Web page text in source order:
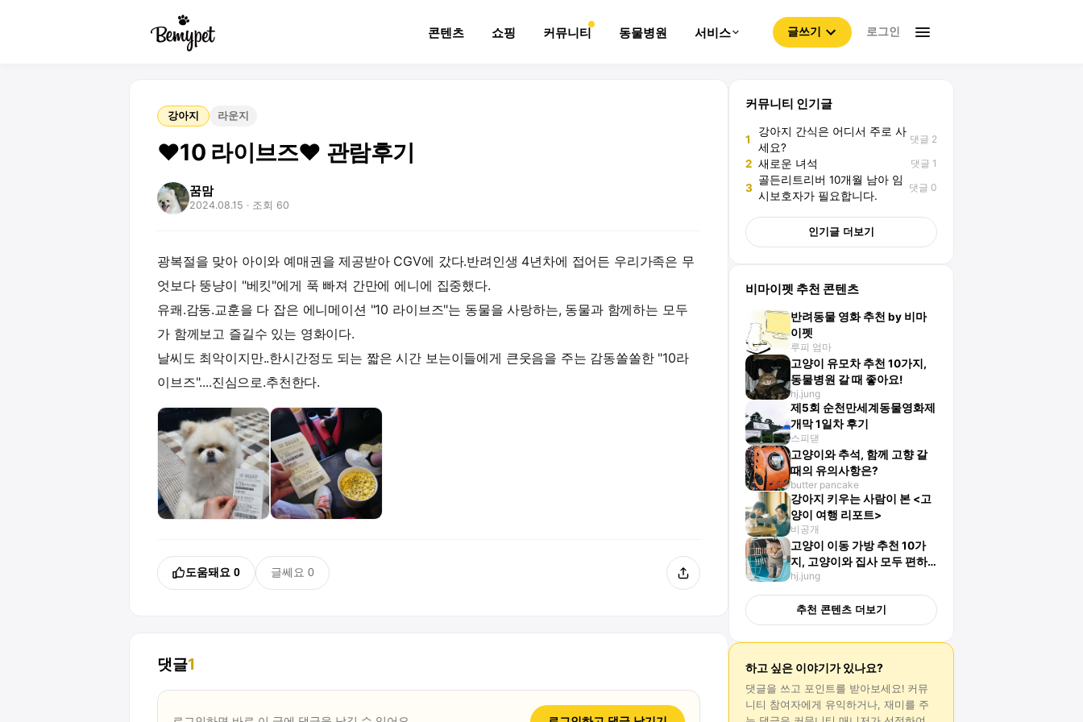
콘텐츠 쇼핑 커뮤니티 동물병원 서비스 글쓰기 로그인
강아지 라운지
❤️10 라이브즈❤️ 관람후기
꿈맘
2024.08.15 · 조회 60
광복절을 맞아 아이와 예매권을 제공받아 CGV에 갔다.반려인생 4년차에 접어든 우리가족은 무
엇보다 뚱냥이 "베킷"에게 푹 빠져 간만에 에니에 집중했다.
유쾌.감동.교훈을 다 잡은 에니메이션 "10 라이브즈"는 동물을 사랑하는, 동물과 함께하는 모두
가 함께보고 즐길수 있는 영화이다.
날씨도 최악이지만..한시간정도 되는 짧은 시간 보는이들에게 큰웃음을 주는 감동쏠쏠한 "10라
이브즈"....진심으로.추천한다.
도움돼요 0 글쎄요 0
댓글1
커뮤니티 인기글
1
강아지 간식은 어디서 주로 사
세요?
댓글 2
2 새로운 녀석 댓글 1
3
골든리트리버 10개월 남아 임
시보호자가 필요합니다.
댓글 0
인기글 더보기
비마이펫 추천 콘텐츠
반려동물 영화 추천 by 비마
이펫
루피 엄마
고양이 유모차 추천 10가지,
동물병원 갈 때 좋아요!
hj.jung
제5회 순천만세계동물영화제
개막 1일차 후기
스피댇
고양이와 추석, 함께 고향 갈
때의 유의사항은?
butter pancake
강아지 키우는 사람이 본 <고
양이 여행 리포트>
비공개
고양이 이동 가방 추천 10가
지, 고양이와 집사 모두 편하
게 쓸 수 있어요!
hj.jung
추천 콘텐츠 더보기
하고 싶은 이야기가 있나요?
댓글을 쓰고 포인트를 받아보세요! 커뮤
니티 참여자에게 유익하거나, 재미를 주